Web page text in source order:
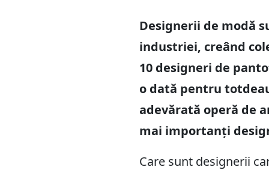
Designerii de modă
industriei, creând
10 designeri de
o dată pentru
adevărată operă de
mai importanți
Care sunt designerii